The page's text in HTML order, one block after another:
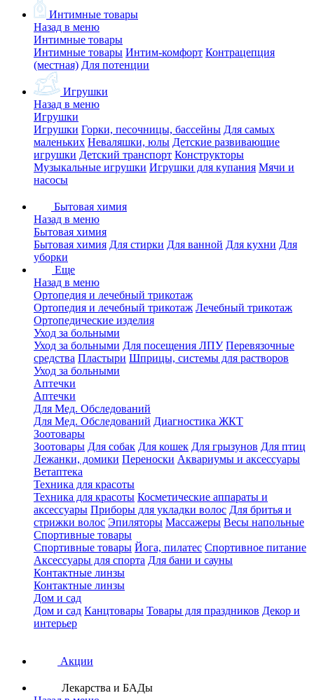
Интимные товары
Назад в меню
Интимные товары
Интимные товары Интим-комфорт Контрацепция
(местная) Для потенции
Игрушки
Назад в меню
Игрушки
Игрушки Горки, песочницы, бассейны Для самых
маленьких Неваляшки, юлы Детские развивающие
игрушки Детский транспорт Конструкторы
Музыкальные игрушки Игрушки для купания Мячи и
насосы
Бытовая химия
Назад в меню
Бытовая химия
Бытовая химия Для стирки Для ванной Для кухни Для
уборки
Еще
Назад в меню
Ортопедия и лечебный трикотаж
Ортопедия и лечебный трикотаж Лечебный трикотаж
Ортопедические изделия
Уход за больными
Уход за больными Для посещения ЛПУ Перевязочные
средства Пластыри Шприцы, системы для растворов
Уход за больными
Аптечки
Аптечки
Для Мед. Обследований
Для Мед. Обследований Диагностика ЖКТ
Зоотовары
Зоотовары Для собак Для кошек Для грызунов Для птиц
Лежанки, домики Переноски Аквариумы и аксессуары
Ветаптека
Техника для красоты
Техника для красоты Косметические аппараты и
аксессуары Приборы для укладки волос Для бритья и
стрижки волос Эпиляторы Массажеры Весы напольные
Спортивные товары
Спортивные товары Йога, пилатес Спортивное питание
Аксессуары для спорта Для бани и сауны
Контактные линзы
Контактные линзы
Дом и сад
Дом и сад Канцтовары Товары для праздников Декор и
интерьер
Акции
Лекарства и БАДы